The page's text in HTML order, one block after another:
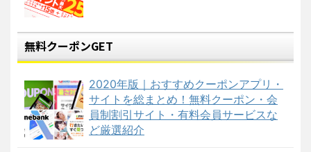
無料クーポンGET
2020年版｜おすすめクーポンアプリ・
サイトを総まとめ！無料クーポン・会
員制割引サイト・有料会員サービスな
ど厳選紹介